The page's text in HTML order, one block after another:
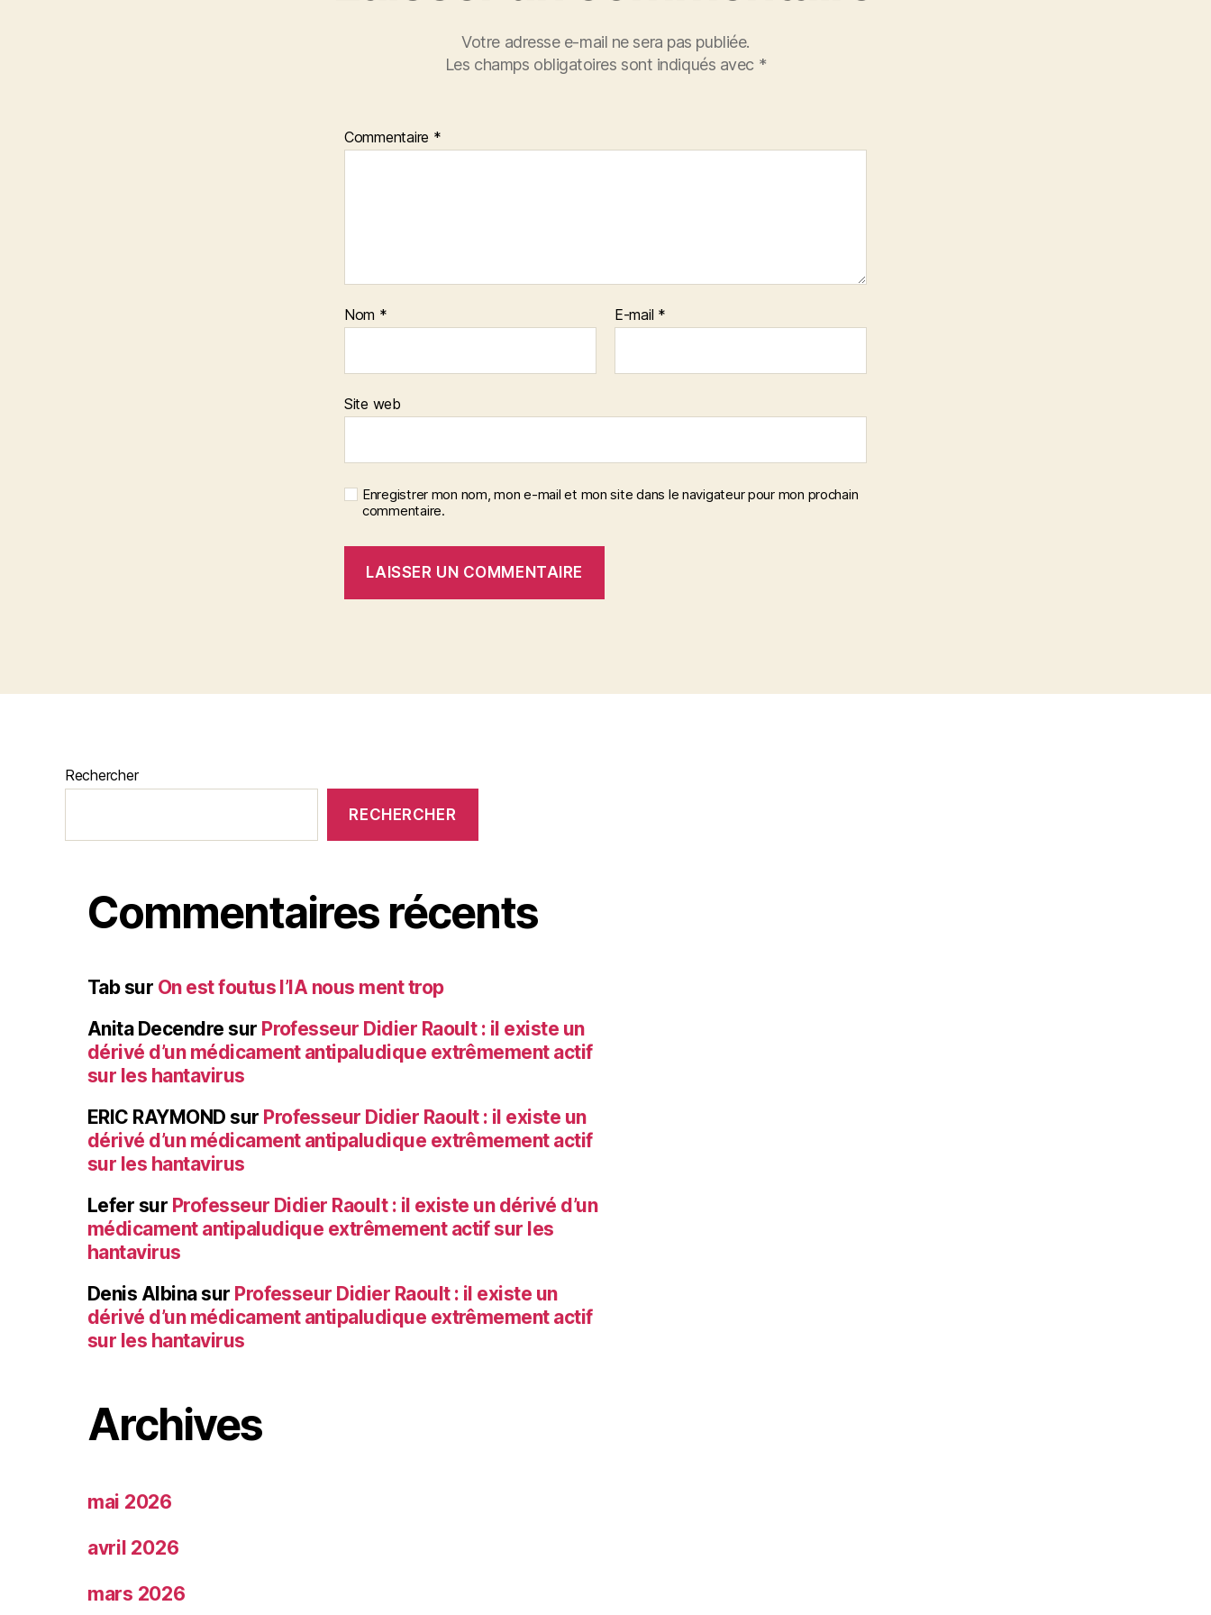
Votre adresse e-mail ne sera pas publiée.
Les champs obligatoires sont indiqués avec *
Commentaire *
Nom * E-mail *
Site web
Enregistrer mon nom, mon e-mail et mon site dans le navigateur pour mon prochain
commentaire.
Rechercher
RECHERCHER
Commentaires récents
Tabsur On est foutus l’IA nous ment trop
Anita Decendre sur Professeur Didier Raoult : il existe un
dérivé d’un médicament antipaludique extrêmement actif
sur les hantavirus
ERIC RAYMOND sur Professeur Didier Raoult : il existe un
dérivé d’un médicament antipaludique extrêmement actif
sur les hantavirus
Lefer sur Professeur Didier Raoult : il existe un dérivé d’un
médicament antipaludique extrêmement actif sur les
hantavirus
Denis Albinasur Professeur Didier Raoult : il existe un
dérivé d’un médicament antipaludique extrêmement actif
sur les hantavirus
Archives
mai 2026
avril 2026
mars 2026